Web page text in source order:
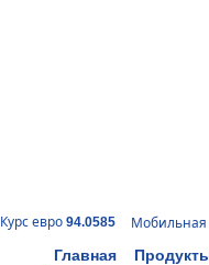
Курс евро 94.0585 Мобильная
Главная